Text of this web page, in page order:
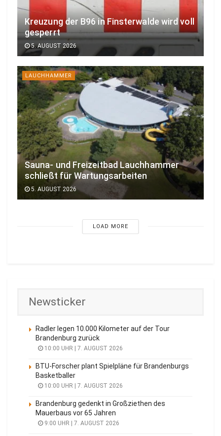
Kreuzung der B96 in Finsterwalde wird voll
gesperrt
5. AUGUST 2026
LAUCHHAMMER
Sauna- und Freizeitbad Lauchhammer
schließt für Wartungsarbeiten
5. AUGUST 2026
LOAD MORE
Newsticker
Radler legen 10.000 Kilometer auf der Tour
Brandenburg zurück
10:00 UHR | 7. AUGUST 2026
BTU-Forscher plant Spielpläne für Brandenburgs
Basketballer
10:00 UHR | 7. AUGUST 2026
Brandenburg gedenkt in Großziethen des
Mauerbaus vor 65 Jahren
9:00 UHR | 7. AUGUST 2026